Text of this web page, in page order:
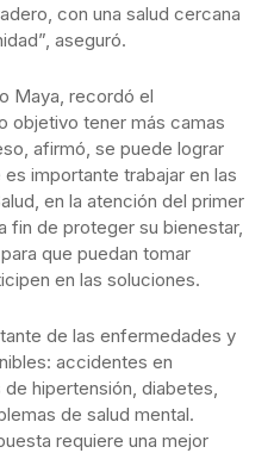
con una salud cercana
aseguró.
Maya, recordó el
objetivo tener más camas
afirmó, se puede lograr
importante trabajar en las
en la atención del primer
fin de proteger su bienestar,
que puedan tomar
en las soluciones.
de las enfermedades y
accidentes en
hipertensión, diabetes,
de salud mental.
requiere una mejor